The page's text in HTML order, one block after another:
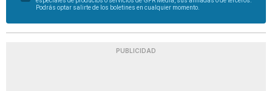
Podrás optar salirte de los boletines en cualquier momento.
PUBLICIDAD